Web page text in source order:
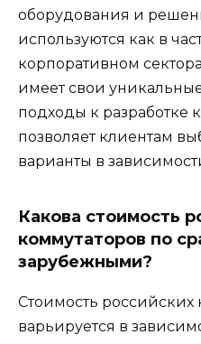
оборудования и
используются как в
корпоративном
имеет свои
подходы к разработке
позволяет клиентам
варианты в
Какова стоимость
коммутаторов по
зарубежными?
Стоимость российских
варьируется в